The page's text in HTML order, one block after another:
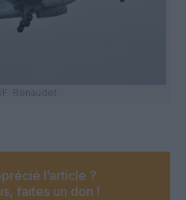
Renaudet
l’article ?
faites un don !